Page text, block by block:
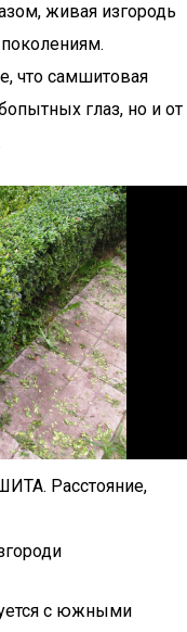
живая изгородь
что самшитовая
глаз, но и от
Расстояние,
с южными